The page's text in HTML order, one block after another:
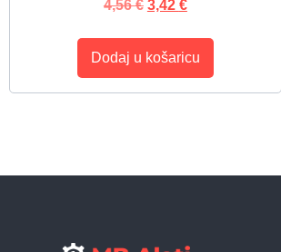
4,56€ 3,42 €
Dodaj u košaricu